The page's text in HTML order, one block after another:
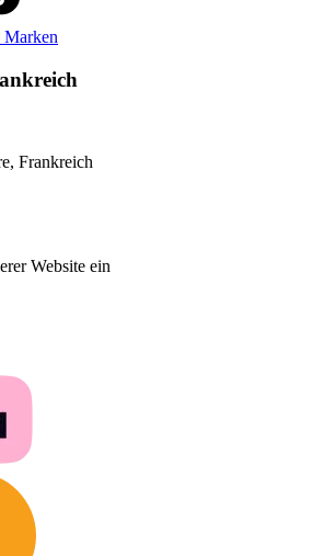
Marken
Frankreich
Website ein